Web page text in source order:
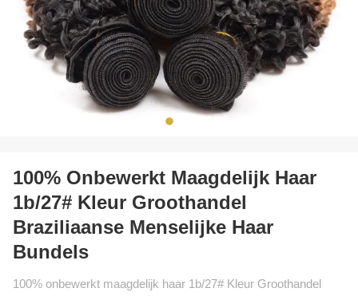
100% Onbewerkt Maagdelijk Haar
1b/27# Kleur Groothandel
Braziliaanse Menselijke Haar
Bundels
100% onbewerkt maagdelijk haar 1b/27# Kleur Groothandel